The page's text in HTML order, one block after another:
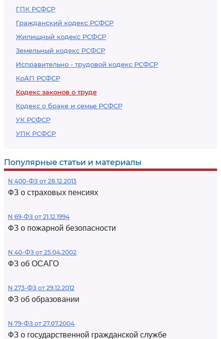
ГПК РСФСР
Гражданский кодекс РСФСР
Жилищный кодекс РСФСР
Земельный кодекс РСФСР
Исправительно - трудовой кодекс РСФСР
КоАП РСФСР
Кодекс законов о труде
Кодекс о браке и семье РСФСР
УК РСФСР
УПК РСФСР
Популярные статьи и материалы
N 400-ФЗ от 28.12.2013
ФЗ о страховых пенсиях
N 69-ФЗ от 21.12.1994
ФЗ о пожарной безопасности
N 40-ФЗ от 25.04.2002
ФЗ об ОСАГО
N 273-ФЗ от 29.12.2012
ФЗ об образовании
N 79-ФЗ от 27.07.2004
ФЗ о государственной гражданской службе